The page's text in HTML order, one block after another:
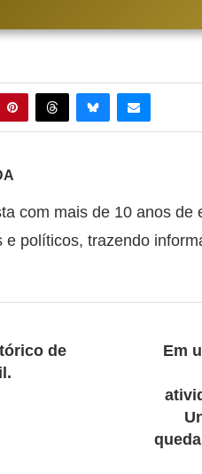
com mais de 10 anos
e políticos, trazendo
de
Em